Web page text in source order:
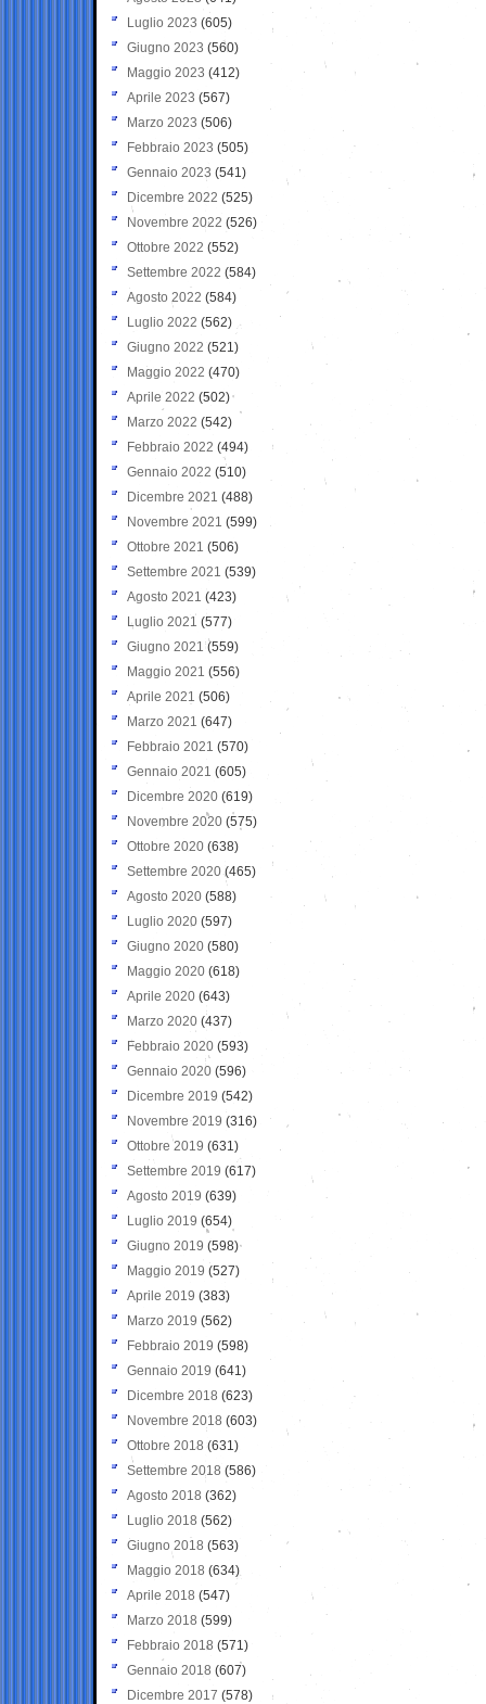
Luglio 2023 (605)
Giugno 2023 (560)
Maggio 2023 (412)
Aprile 2023 (567)
Marzo 2023 (506)
Febbraio 2023 (505)
Gennaio 2023 (541)
Dicembre 2022 (525)
Novembre 2022 (526)
Ottobre 2022 (552)
Settembre 2022 (584)
Agosto 2022 (584)
Luglio 2022 (562)
Giugno 2022 (521)
Maggio 2022 (470)
Aprile 2022 (502)
Marzo 2022 (542)
Febbraio 2022 (494)
Gennaio 2022 (510)
Dicembre 2021 (488)
Novembre 2021 (599)
Ottobre 2021 (506)
Settembre 2021 (539)
Agosto 2021 (423)
Luglio 2021 (577)
Giugno 2021(559)
Maggio 2021 (556)
Aprile 2021 (506)
Marzo 2021 (647)
Febbraio 2021 (570)
Gennaio 2021 (605)
Dicembre 2020 (619)
Novembre 2020 (575)
Ottobre 2020 (638)
Settembre 2020(465)
Agosto 2020 (588)
Luglio 2020 (597)
Giugno 2020 (580)
Maggio 2020 (618)
Aprile 2020 (643)
Marzo 2020 (437)
Febbraio 2020 (593)
Gennaio 2020 (596)
Dicembre 2019 (542)
Novembre 2019 (316)
Ottobre 2019 (631)
Settembre 2019 (617)
Agosto 2019 (639)
Luglio 2019 (654)
Giugno 2019 (598)
Maggio 2019 (527)
Aprile 2019 (383)
Marzo 2019 (562)
Febbraio 2019 (598)
Gennaio 2019 (641)
Dicembre 2018 (623)
Novembre 2018 (603)
Ottobre 2018 (631)
Settembre 2018 (586)
Agosto 2018 (362)
Luglio 2018 (562)
Giugno 2018 (563)
Maggio 2018 (634)
Aprile 2018 (547)
Marzo 2018 (599)
Febbraio 2018 (571)
Gennaio 2018 (607)
Dicembre 2017 (578)